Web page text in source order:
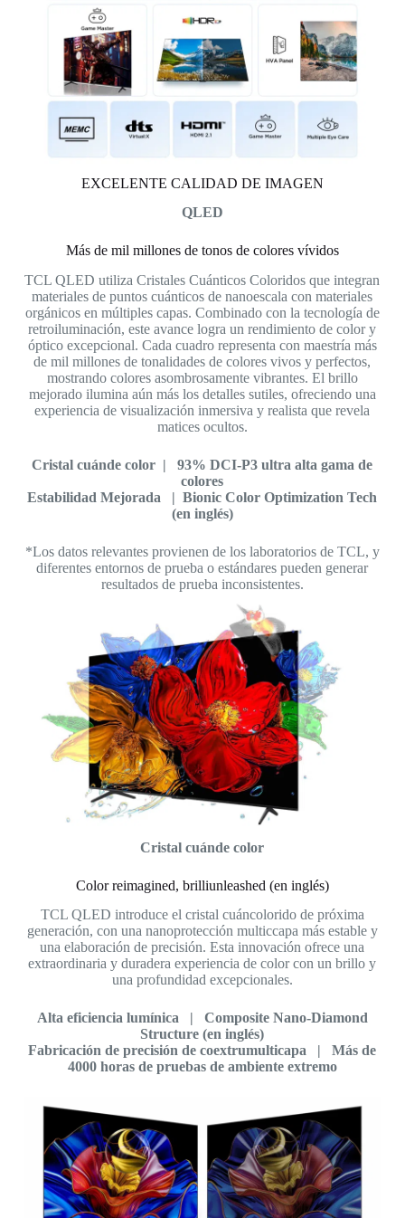
EXCELENTE CALIDAD DE IMAGEN
QLED
Más de mil millones de tonos de colores vívidos
TCL QLED utiliza Cristales Cuánticos Coloridos que integran
materiales de puntos cuánticos de nanoescala con materiales
orgánicos en múltiples capas. Combinado con la tecnología de
retroiluminación, este avance logra un rendimiento de color y
óptico excepcional. Cada cuadro representa con maestría más
de mil millones de tonalidades de colores vivos y perfectos,
mostrando colores asombrosamente vibrantes. El brillo
mejorado ilumina aún más los detalles sutiles, ofreciendo una
experiencia de visualización inmersiva y realista que revela
matices ocultos.
Cristal cuánde color | 93% DCI-P3 ultra alta gama de
colores
Estabilidad Mejorada | Bionic Color Optimization Tech
(en inglés)
*Los datos relevantes provienen de los laboratorios de TCL, y
diferentes entornos de prueba o estándares pueden generar
resultados de prueba inconsistentes.
Cristal cuánde color
Color reimagined, brilliunleashed (en inglés)
TCL QLED introduce el cristal cuáncolorido de próxima
generación, con una nanoprotección multiccapa más estable y
una elaboración de precisión. Esta innovación ofrece una
extraordinaria y duradera experiencia de color con un brillo y
una profundidad excepcionales.
Alta eficiencia lumínica | Composite Nano-Diamond
Structure (en inglés)
Fabricación de precisión de coextrumulticapa | Más de
4000 horas de pruebas de ambiente extremo